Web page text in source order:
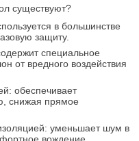
существуют?
в большинстве
защиту.
специальное
от вредного воздействия
обеспечивает
снижая прямое
уменьшает шум в